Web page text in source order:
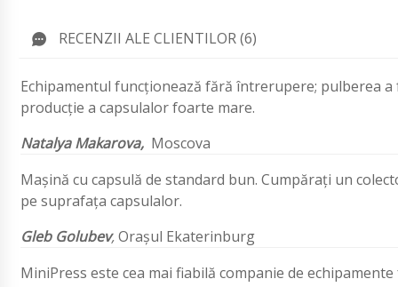
RECENZII ALE CLIENTILOR (6)
Echipamentul funcționează fără întrerupere; pulberea
producție a capsulalor foarte mare.
Natalya Makarova, Moscova
Mașină cu capsulă de standard bun. Cumpărați un
pe suprafața capsulalor.
Gleb Golubev,Orașul Ekaterinburg
MiniPress este cea mai fiabilă companie de